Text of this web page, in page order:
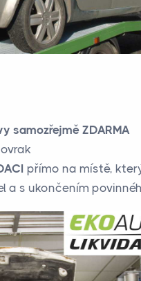
samozřejmě ZDARMA
přímo na místě,
a s ukončením